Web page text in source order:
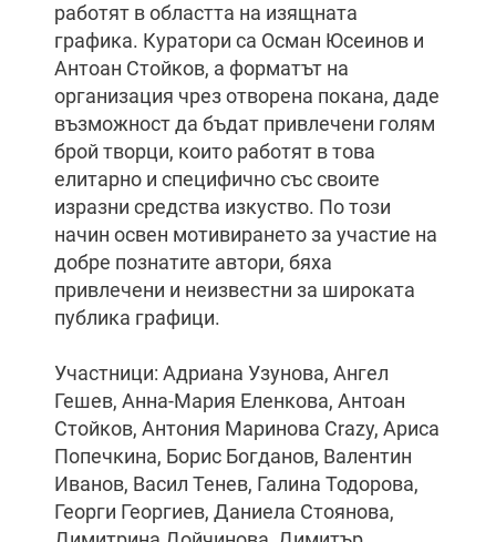
работят в областта на изящната
графика. Куратори са Осман Юсеинов и
Антоан Стойков, а форматът на
организация чрез отворена покана, даде
възможност да бъдат привлечени голям
брой творци, които работят в това
елитарно и специфично със своите
изразни средства изкуство. По този
начин освен мотивирането за участие на
добре познатите автори, бяха
привлечени и неизвестни за широката
публика графици.
Участници: Адриана Узунова, Ангел
Гешев, Анна-Мария Еленкова, Антоан
Стойков, Антония Маринова Crazy, Ариса
Попечкина, Борис Богданов, Валентин
Иванов, Васил Тенев, Галина Тодорова,
Георги Георгиев, Даниела Стоянова,